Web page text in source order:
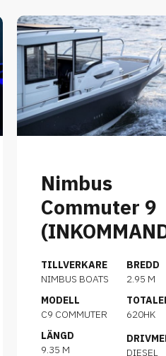
Nimbus
Commuter 9
TILLVERKARE
NIMBUS BOATS
MODELL
C9 COMMUTER
LÄNGD
9.35 M
BREDD
2.95 M
620HK
DIESEL